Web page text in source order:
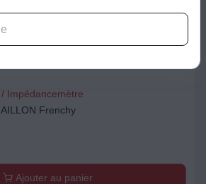
Impédancemètre
Frenchy
Ajouter au panier